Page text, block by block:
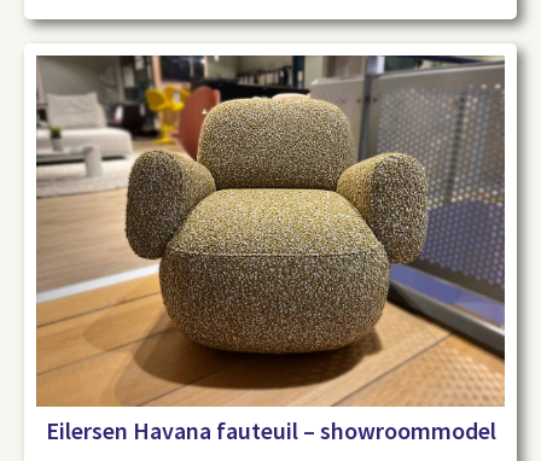
Eilersen Havana fauteuil – showroommodel